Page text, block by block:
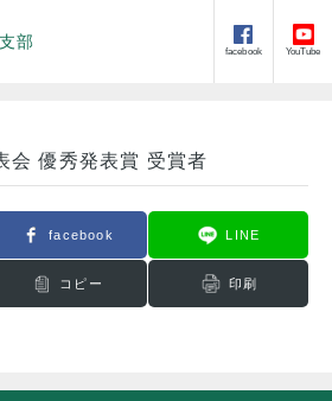
部
facebook YouTube
会 優秀発表賞 受賞者
facebook LINE
コピー 印刷